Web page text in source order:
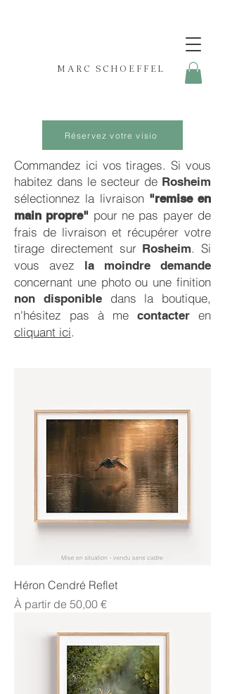
MARC SCHOEFFEL
Réservez votre visio
Commandez ici vos tirages. Si vous
habitez dans le secteur de Rosheim
sélectionnez la livraison "remise en
main propre" pour ne pas payer de
frais de livraison et récupérer votre
tirage directement sur Rosheim. Si
vous avez la moindre demande
concernant une photo ou une finition
non disponibledans la boutique,
n'hésitez pas à me contacter en
cliquant ici.
Héron Cendré Reflet
À partir de 50,00 €
Prix promotionnel